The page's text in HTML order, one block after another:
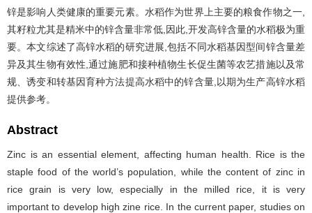
锌是影响人类健康的重要元素。水稻作为世界上主要的粮食作物之一,
其籽粒尤其是精米中的锌含量非常低,因此,开发高锌含量的水稻极为重
要。本文综述了高锌水稻的研究进展,包括不同水稻基因型间锌含量差
异及其生物有效性,通过施肥和接种植物生长促生菌等农艺措施以及常
规、诱变和转基因育种方法提高水稻中的锌含量,以期为生产高锌水稻
提供参考。
Abstract
Zinc is an essential element, affecting human health. Rice is the
staple food of the world’s population, while the content of zinc in
rice grain is very low, especially in the milled rice, it is very
important to develop high zine rice. In the current paper, studies on